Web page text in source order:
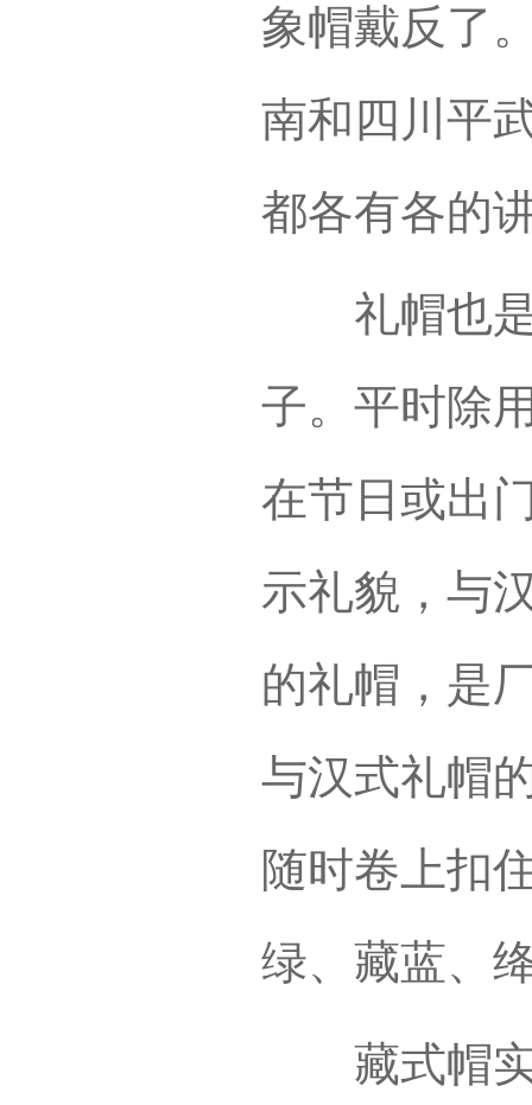
象帽戴反了
南和四川平
都各有各的
礼帽也是
子。平时除
在节日或出
示礼貌，与
的礼帽，是
与汉式礼帽
随时卷上扣
绿、藏蓝、
藏式帽实